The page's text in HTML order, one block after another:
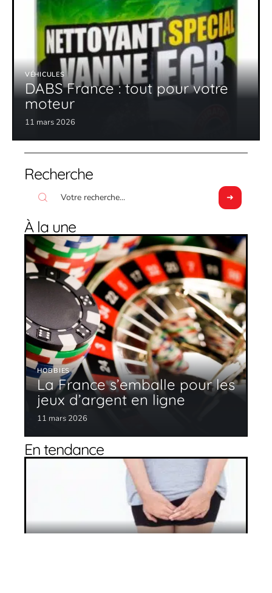
VÉHICULES
DABS France : tout pour votre
moteur
11 mars 2026
Recherche
À la une
HOBBIES
La France s’emballe pour les
jeux d’argent en ligne
11 mars 2026
En tendance
Comment lutter contre l’incontinence ?